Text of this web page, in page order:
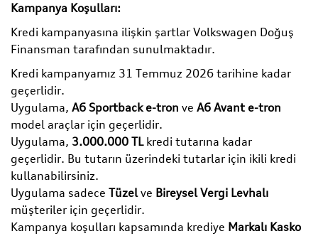
Kampanya Koşulları:
Kredi kampanyasına ilişkin şartlar Volkswagen Doğuş
Finansman tarafından sunulmaktadır.
Kredi kampanyamız 31 Temmuz 2026 tarihine kadar
geçerlidir.
Uygulama, A6 Sportback e-tron ve A6 Avant e-tron
model araçlar için geçerlidir.
Uygulama, 3.000.000 TLkredi tutarına kadar
geçerlidir. Bu tutarın üzerindeki tutarlar için ikili kredi
kullanabilirsiniz.
Uygulama sadece Tüzelve Bireysel Vergi Levhalı
müşteriler için geçerlidir.
Kampanya koşulları kapsamında krediye Markalı Kasko